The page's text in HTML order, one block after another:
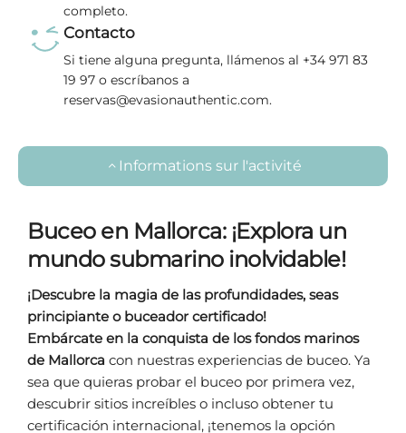
completo.
Contacto
Si tiene alguna pregunta, llámenos al +34 971 83
19 97 o escríbanos a
reservas@evasionauthentic.com.
Informations sur l'activité
Buceo en Mallorca: ¡Explora un
mundo submarino inolvidable!
¡Descubre la magia de las profundidades, seas
principiante o buceador certificado!
Embárcate en la conquista de los fondos marinos
de Mallorca con nuestras experiencias de buceo. Ya
sea que quieras probar el buceo por primera vez,
descubrir sitios increíbles o incluso obtener tu
certificación internacional, ¡tenemos la opción